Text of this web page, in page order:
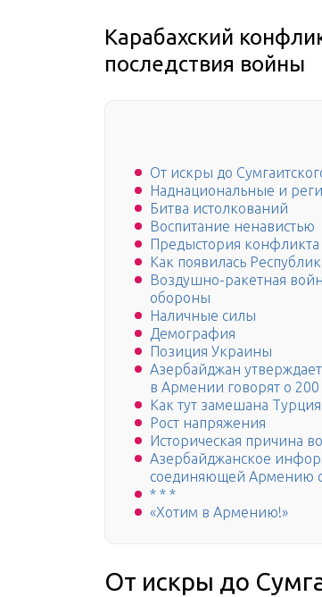
Карабахский
последствия войны
От искры до
Наднациональные и
Битва истолкований
Воспитание ненавистью
Предыстория конфликта
Как появилась
Воздушно-ракетная
обороны
Наличные силы
Демография
Позиция Украины
Азербайджан
в Армении говорят о
Как тут замешана Турция
Рост напряжения
Историческая причина
Азербайджанское
соединяющей Армению
* * *
«Хотим в Армению!»
От искры до